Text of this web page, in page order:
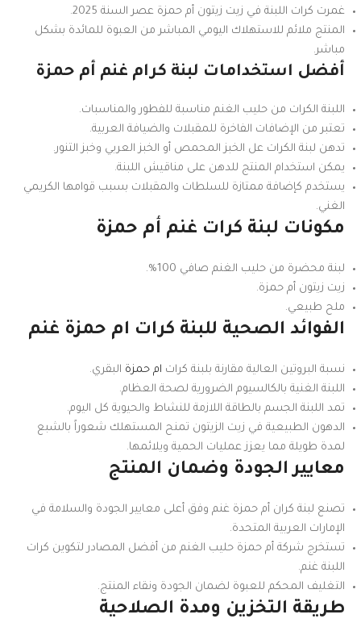
غمرت كرات اللبنة في زيت زيتون أم حمزة عصر السنة 2025.
المنتج ملائم للاستهلاك اليومي المباشر من العبوة للمائدة بشكل
مباشر.
أفضل استخدامات لبنة كرام غنم أم حمزة
اللبنة الكرات من حليب الغنم مناسبة للفطور والمناسبات.
تعتبر من الإضافات الفاخرة للمقبلات والضيافة العربية.
تدهن لبنة الكرات عل الخبز المحمص أو الخبز العربي وخبز التنور.
يمكن استخدام المنتج للدهن على مناقيش اللبنة.
يستخدم كإضافة ممتازة للسلطات والمقبلات بسبب قوامها الكريمي
الغني.
مكونات لبنة كرات غنم أم حمزة
لبنة محضرة من حليب الغنم صافي 100%.
زيت زيتون أم حمزة.
ملح طبيعي.
الفوائد الصحية للبنة كرات ام حمزة غنم
نسبة البروتين العالية مقارنة بلبنة كرات ام حمزة البقري.
اللبنة الغنية بالكالسيوم الضرورية لصحة العظام.
تمد اللبنة الجسم بالطاقة اللازمة للنشاط والحيوية كل اليوم.
الدهون الطبيعية في زيت الزيتون تمنح المستهلك شعوراً بالشبع
لمدة طويلة مما يعزز عمليات الحمية ويلائمها.
معايير الجودة وضمان المنتج
تصنع لبنة كران أم حمزة غنم وفق أعلى معايير الجودة والسلامة في
الإمارات العربية المتحدة.
تستخرج شركة أم حمزة حليب الغنم من أفضل المصادر لتكوين كرات
اللبنة غنم.
التغليف المحكم للعبوة لضمان الجودة ونقاء المنتج.
طريقة التخزين ومدة الصلاحية